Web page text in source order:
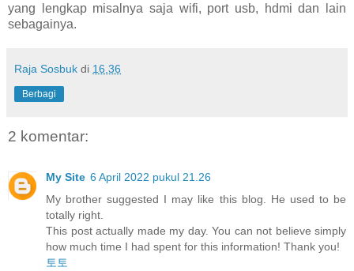
yang lengkap misalnya saja wifi, port usb, hdmi dan lain
sebagainya.
Raja Sosbuk di 16.36
Berbagi
2 komentar:
My Site 6 April 2022 pukul 21.26
My brother suggested I may like this blog. He used to be
totally right.
This post actually made my day. You can not believe simply
how much time I had spent for this information! Thank you!
토토